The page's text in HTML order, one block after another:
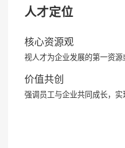
人才定位
核心资源观
视人才为企业发展的第一资源
价值共创
强调员工与企业共同成长，实